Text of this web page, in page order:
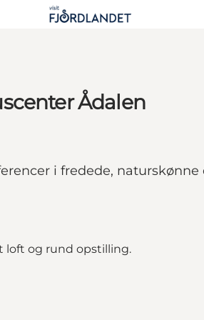
Ådalen
i fredede,